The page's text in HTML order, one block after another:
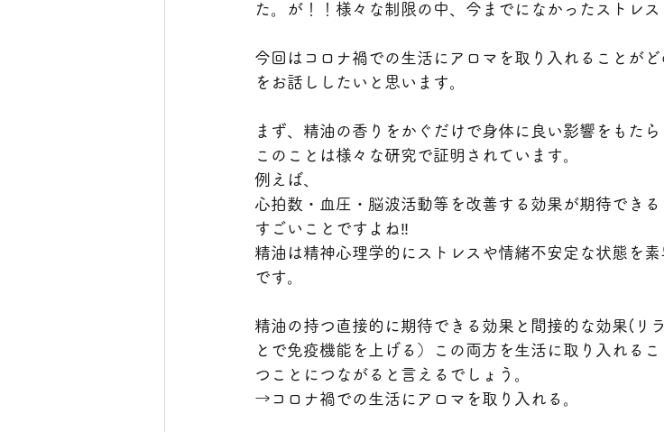
た。が！！様々な制限の中、今までになかったストレ
今回はコロナ禍での生活にアロマを取り入れることが
をお話ししたいと思います。
まず、精油の香りをかぐだけで身体に良い影響をもたら
このことは様々な研究で証明されています。
例えば、
心拍数・血圧・脳波活動等を改善する効果が期待できる
すごいことですよね‼
精油は精神心理学的にストレスや情緒不安定な状態を
です。
精油の持つ直接的に期待できる効果と間接的な効果(リ
とで免疫機能を上げる）この両方を生活に取り入れる
つことにつながると言えるでしょう。
→コロナ禍での生活にアロマを取り入れる。